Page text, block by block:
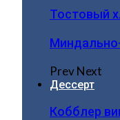
Тостовый
PrevNext
Дессерт
Кобблер